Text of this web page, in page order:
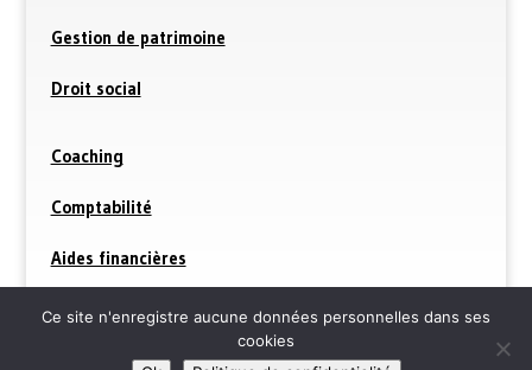
Gestion de patrimoine
Droit social
Coaching
Comptabilité
Aides financières
Mentions légales —-Protection des données
personnelles —- Création du site web ARCHABE
Ce site n'enregistre aucune données personnelles dans ses
cookies